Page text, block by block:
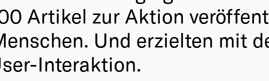
Artikel zur Aktion
Und erzielten mit
Interaktion.